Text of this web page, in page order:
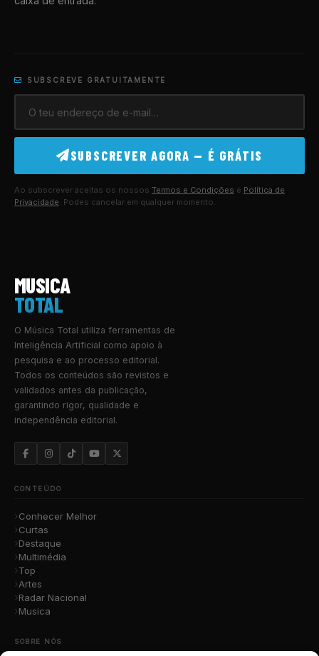
SUBSCREVE GRATUITAMENTE
SUBSCREVER AGORA — É GRÁTIS
Ao subscrever aceitas os nossos Termos e Condições e Política de
Privacidade. Podes cancelar em qualquer momento.
MUSICA
TOTAL
O Música Total utiliza ferramentas de
Inteligência Artificial como apoio à
pesquisa e ao processo editorial.
Todos os conteúdos são revistos e
validados antes da publicação,
garantindo rigor, qualidade e
independência editorial.
CONTEÚDO
Conhecer Melhor
Curtas
Destaque
Multimédia
Top
Artes
Radar Nacional
Musica
SOBRE NÓS